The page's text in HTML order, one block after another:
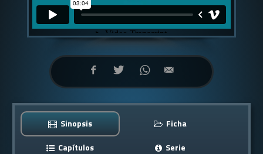
Sinopsis
Ficha
Capítulos
Serie